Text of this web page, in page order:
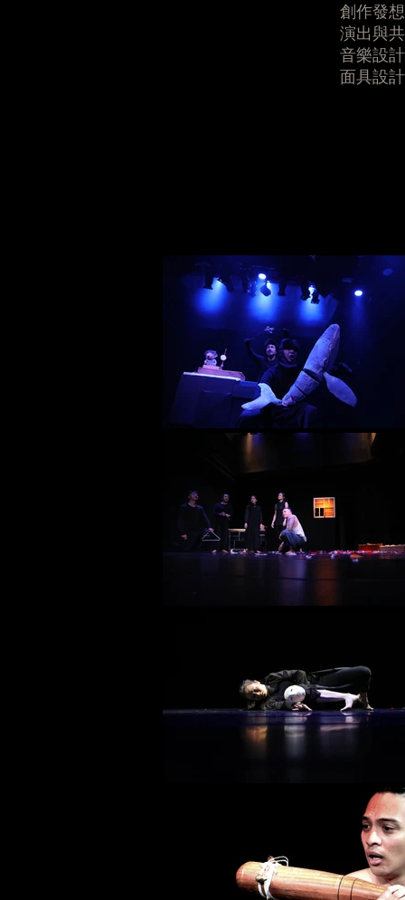
創作發
演出與
音樂設
面具設